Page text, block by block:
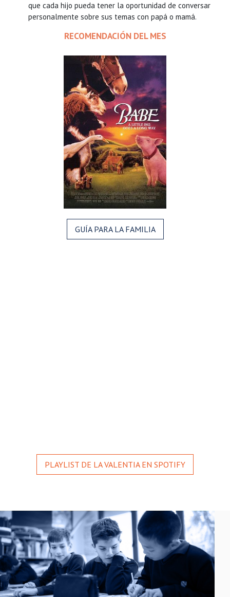
que cada hijo pueda tener la oportunidad de conversar
personalmente sobre sus temas con papá o mamá.
RECOMENDACIÓN DEL MES
GUÍA PARA LA FAMILIA
PLAYLIST DE LA VALENTIA EN SPOTIFY